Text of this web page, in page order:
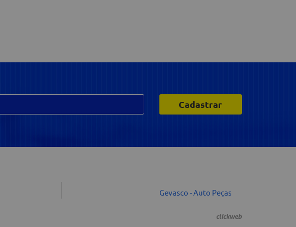
Cadastrar
Gevasco - Auto Peças